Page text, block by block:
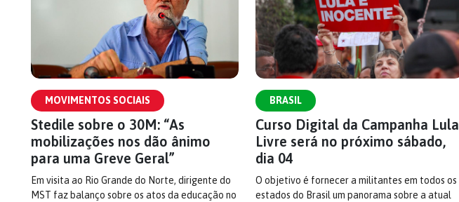
MOVIMENTOS SOCIAIS
Stedile sobre o 30M: “As
mobilizações nos dão ânimo
para uma Greve Geral”
Em visita ao Rio Grande do Norte, dirigente do
MST faz balanço sobre os atos da educação no
BRASIL
Curso Digital da Campanha Lula
Livre será no próximo sábado,
dia 04
O objetivo é fornecer a militantes em todos os
estados do Brasil um panorama sobre a atual